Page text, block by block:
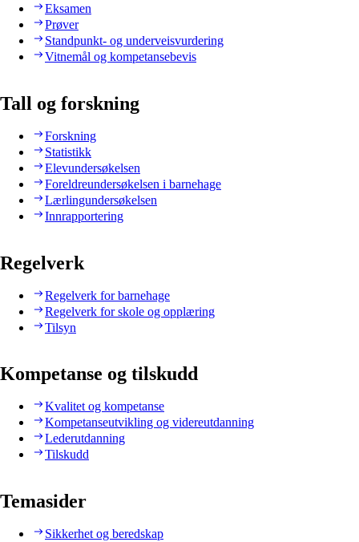
Eksamen
Prøver
Standpunkt- og underveisvurdering
Vitnemål og kompetansebevis
Tall og forskning
Forskning
Statistikk
Elevundersøkelsen
Foreldreundersøkelsen i barnehage
Lærlingundersøkelsen
Innrapportering
Regelverk
Regelverk for barnehage
Regelverk for skole og opplæring
Tilsyn
Kompetanse og tilskudd
Kvalitet og kompetanse
Kompetanseutvikling og videreutdanning
Lederutdanning
Tilskudd
Temasider
Sikkerhet og beredskap